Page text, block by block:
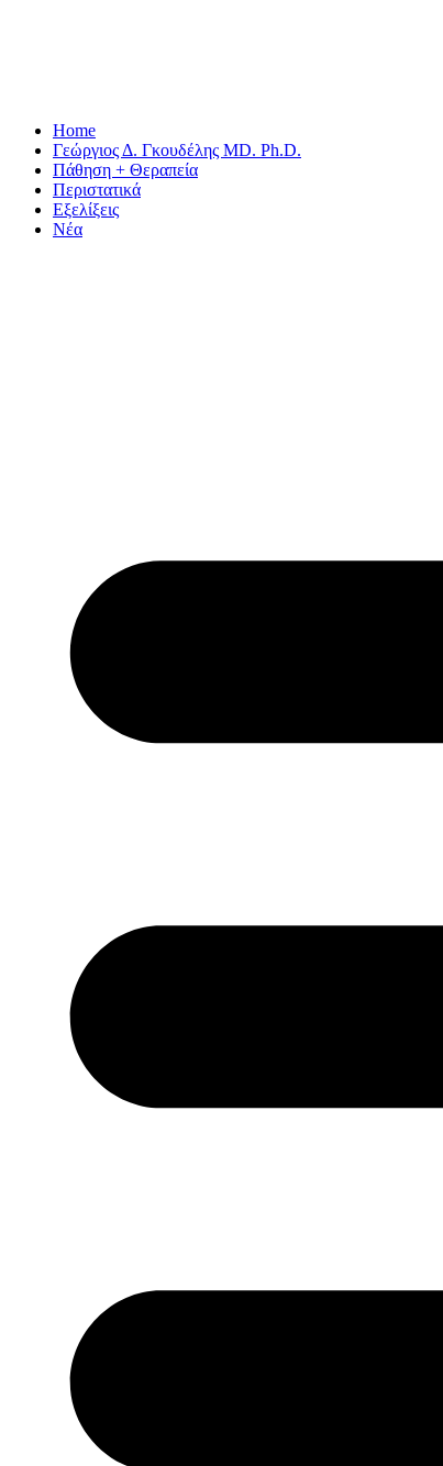
Home
Γεώργιος Δ. Γκουδέλης MD. Ph.D.
Πάθηση + Θεραπεία
Περιστατικά
Εξελίξεις
Νέα